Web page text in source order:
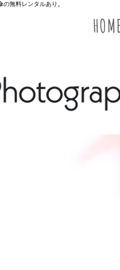
無料レンタルあり。
HOME